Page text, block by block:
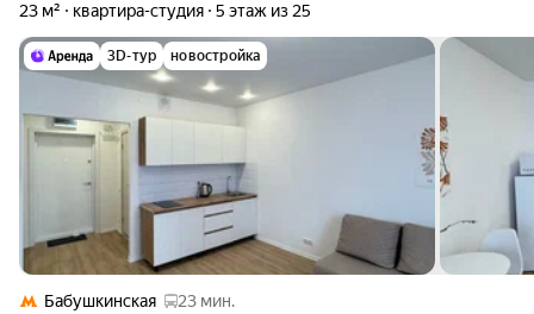
23 м² квартира-студия 5 этаж из 25
3D-тур новостройка
Бабушкинская
23 мин.